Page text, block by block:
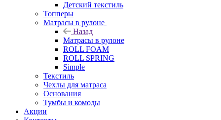
Детский текстиль
Топперы
Матрасы в рулоне
Назад
Матрасы в рулоне
ROLL FOAM
ROLL SPRING
Simple
Текстиль
Чехлы для матраса
Основания
Тумбы и комоды
Акции